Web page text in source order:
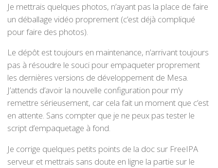
Je mettrais quelques photos, n’ayant pas la place de faire
un déballage vidéo proprement (c’est déjà compliqué
pour faire des photos).
Le dépôt est toujours en maintenance, n’arrivant toujours
pas à résoudre le souci pour empaqueter proprement
les dernières versions de développement de Mesa.
J’attends d’avoir la nouvelle configuration pour m’y
remettre sérieusement, car cela fait un moment que c’est
en attente. Sans compter que je ne peux pas tester le
script d’empaquetage à fond.
Je corrige quelques petits points de la doc sur FreeIPA
serveur et mettrais sans doute en ligne la partie sur le